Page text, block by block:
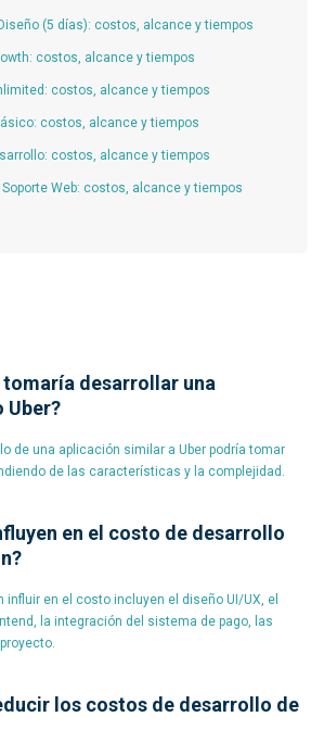
(5 días): costos, alcance y tiempos
costos, alcance y tiempos
costos, alcance y tiempos
costos, alcance y tiempos
costos, alcance y tiempos
Web: costos, alcance y tiempos
desarrollar una
Uber?
de una aplicación similar a Uber podría tomar
de las características y la complejidad.
en el costo de desarrollo
influir en el costo incluyen el diseño UI/UX, el
la integración del sistema de pago, las
los costos de desarrollo de